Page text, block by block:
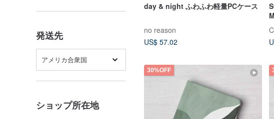
発送先
アメリカ合衆国
ショップ所在地
day & night ふわふわ軽量PCケース
no reason
US$ 57.02
30%OFF